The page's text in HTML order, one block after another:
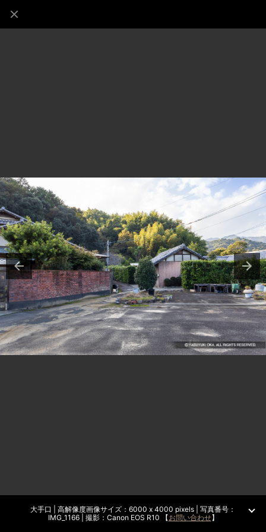
大手口 | 高解像度画像サイズ：6000 x 4000 pixels | 写真番号：
IMG_1166 | 撮影：Canon EOS R10 【お問い合わせ】